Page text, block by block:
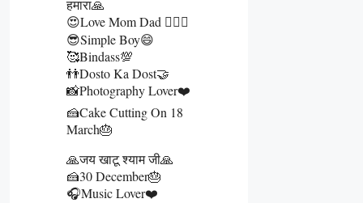
हमारा🙏
😍Love Mom Dad 👩‍❤️‍👨
😎Simple Boy😄
🥰Bindass💯
👬Dosto Ka Dost🤝
📸Photography Lover❤️
🍰Cake Cutting On 18
March🎂
🙏जय खाटू श्याम जी🙏
🍰30 December🎂
🎧Music Lover❤️